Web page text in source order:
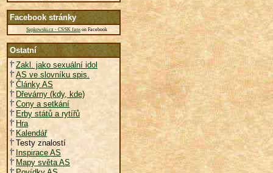
Facebook stránky
Sapkowski.cz - CS/SK fans on Facebook
Ostatní
Zakl. jako sexuální idol
AS ve slovníku spis.
Články AS
Dřevárny (kdy, kde)
Cony a setkání
Erby států a rytířů
Hra
Kalendář
Testy znalostí
Inspirace AS
Mapy světa AS